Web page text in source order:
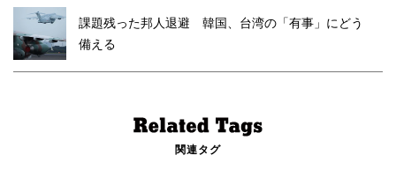
課題残った邦人退避 韓国、台湾の「有事」にどう
備える
関連タグ